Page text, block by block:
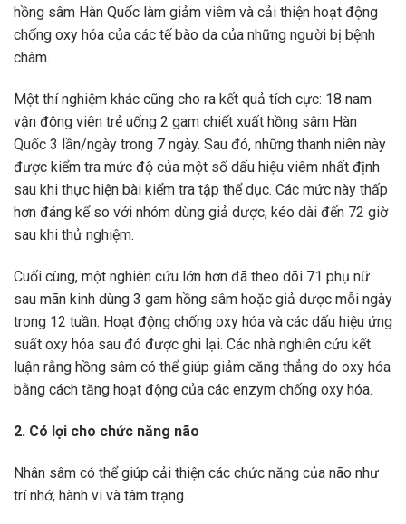
hồng sâm Hàn Quốc làm giảm viêm và cải thiện hoạt động
chống oxy hóa của các tế bào da của những người bị bệnh
chàm.
Một thí nghiệm khác cũng cho ra kết quả tích cực: 18 nam
vận động viên trẻ uống 2 gam chiết xuất hồng sâm Hàn
Quốc 3 lần/ngày trong 7 ngày. Sau đó, những thanh niên này
được kiểm tra mức độ của một số dấu hiệu viêm nhất định
sau khi thực hiện bài kiểm tra tập thể dục. Các mức này thấp
hơn đáng kể so với nhóm dùng giả dược, kéo dài đến 72 giờ
sau khi thử nghiệm.
Cuối cùng, một nghiên cứu lớn hơn đã theo dõi 71 phụ nữ
sau mãn kinh dùng 3 gam hồng sâm hoặc giả dược mỗi ngày
trong 12 tuần. Hoạt động chống oxy hóa và các dấu hiệu ứng
suất oxy hóa sau đó được ghi lại. Các nhà nghiên cứu kết
luận rằng hồng sâm có thể giúp giảm căng thẳng do oxy hóa
bằng cách tăng hoạt động của các enzym chống oxy hóa.
2. Có lợi cho chức năng não
Nhân sâm có thể giúp cải thiện các chức năng của não như
trí nhớ, hành vi và tâm trạng.